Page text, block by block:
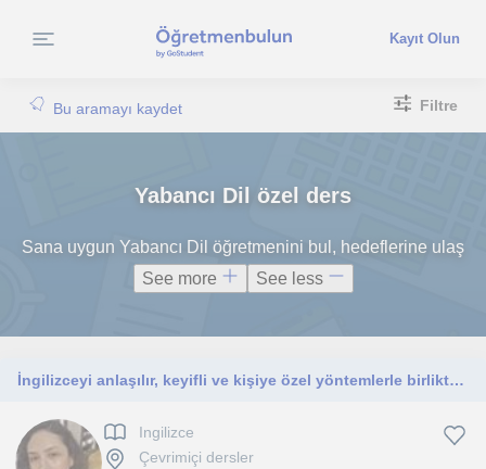
Kayıt Olun
Bu aramayı kaydet Filtre
Yabancı Dil özel ders
Sana uygun Yabancı Dil öğretmenini bul, hedeflerine ulaş
See more
See less
İngilizceyi anlaşılır, keyifli ve kişiye özel yöntemlerle birlikte öğrenelim.
Ingilizce
Çevrimiçi dersler